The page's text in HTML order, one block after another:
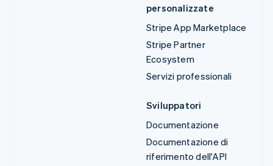
personalizzate
Stripe App Marketplace
Stripe Partner
Ecosystem
Servizi professionali
Sviluppatori
Documentazione
Documentazione di
riferimento dell'API